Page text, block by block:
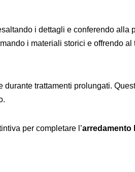
i dettagli e conferendo alla
i materiali storici e offrendo al
trattamenti prolungati.
per completare l’arredamento